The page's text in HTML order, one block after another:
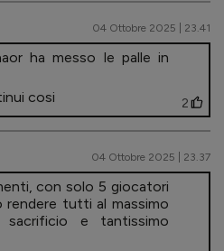
04 Ottobre 2025 | 23.41
ha messo le palle in
cosi
2
04 Ottobre 2025 | 23.37
con solo 5 giocatori
rendere tutti al massimo
e tantissimo